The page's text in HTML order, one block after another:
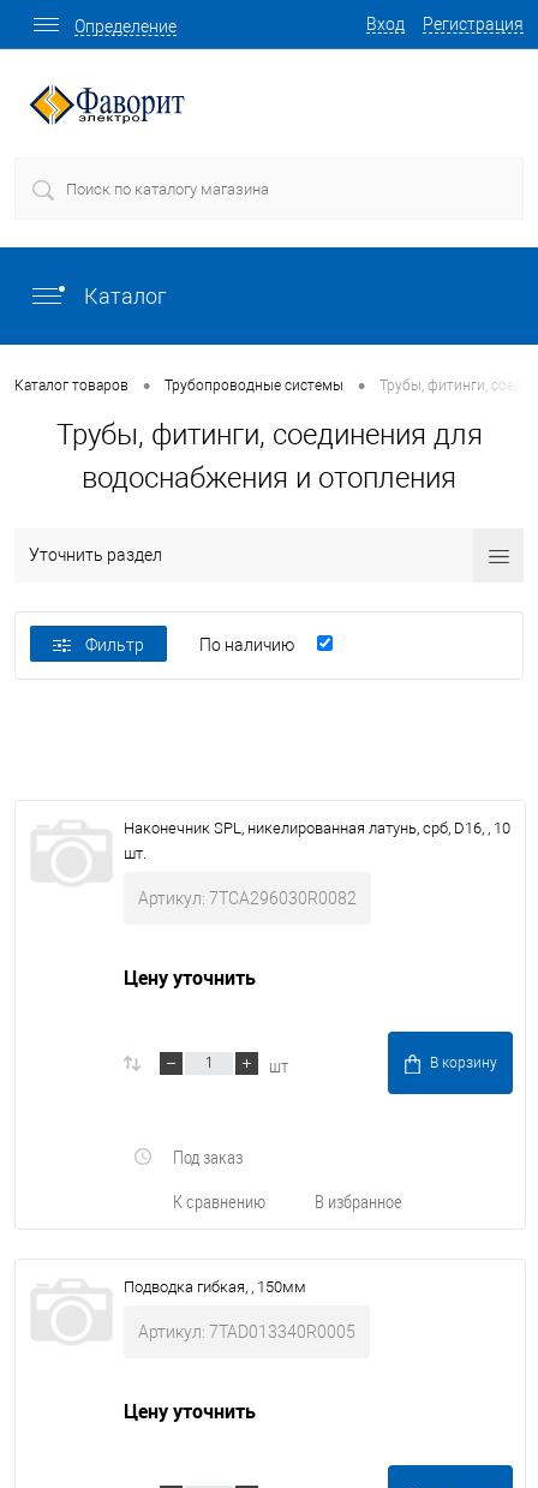
Вход Регистрация
Определение
Каталог
Каталог товаров • Трубопроводные системы • Трубы, фитинги,
Трубы, фитинги, соединения для
водоснабжения и отопления
Уточнить раздел
Фильтр По наличию
Наконечник SPL, никелированная латунь, срб, D16, , 10
шт.
Артикул: 7TCA296030R0082
Цену уточнить
шт В корзину
К сравнению В избранное
Под заказ
Подводка гибкая, , 150мм
Артикул: 7TAD013340R0005
Цену уточнить